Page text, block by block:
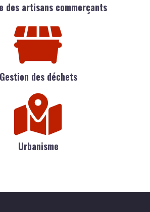
des artisans commerçants
Gestion des déchets
Urbanisme